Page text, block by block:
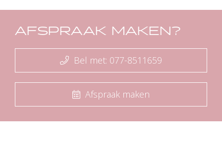
AFSPRAAK MAKEN?
Bel met: 077-8511659
Afspraak maken